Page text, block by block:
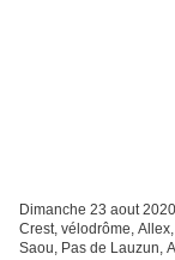
Dimanche 23 aout
Crest, vélodrôme,
Saou, Pas de Lauzun, Aouste sur